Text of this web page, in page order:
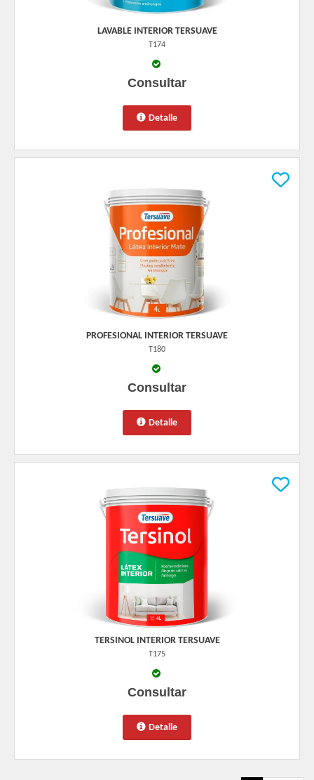
LAVABLE INTERIOR TERSUAVE
T174
Consultar
Detalle
PROFESIONAL INTERIOR TERSUAVE
T180
Consultar
Detalle
TERSINOL INTERIOR TERSUAVE
T175
Consultar
Detalle